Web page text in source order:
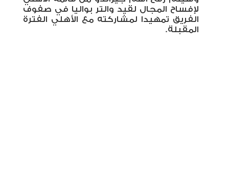
لإفساح المجال لقيد والتر بواليا في صفوف
الفريق تمهيدا لمشاركته مع الأهلي الفترة
المقبلة.